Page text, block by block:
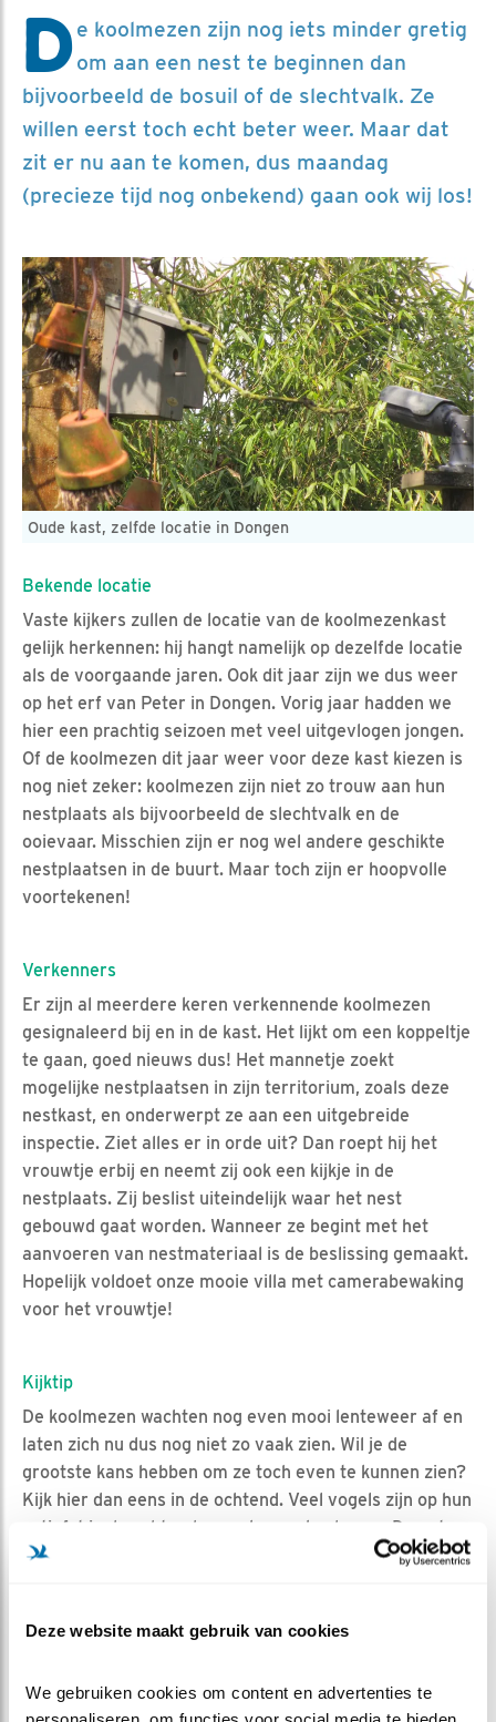
Deze website maakt gebruik van cookies
We gebruiken cookies om content en advertenties te
personaliseren, om functies voor social media te bieden
De koolmezen zijn nog iets minder gretig
om aan een nest te beginnen dan
bijvoorbeeld de bosuil of de slechtvalk. Ze
willen eerst toch echt beter weer. Maar dat
zit er nu aan te komen, dus maandag
(precieze tijd nog onbekend) gaan ook wij los!
Oude kast, zelfde locatie in Dongen
Bekende locatie
Vaste kijkers zullen de locatie van de koolmezenkast
gelijk herkennen: hij hangt namelijk op dezelfde locatie
als de voorgaande jaren. Ook dit jaar zijn we dus weer
op het erf van Peter in Dongen. Vorig jaar hadden we
hier een prachtig seizoen met veel uitgevlogen jongen.
Of de koolmezen dit jaar weer voor deze kast kiezen is
nog niet zeker: koolmezen zijn niet zo trouw aan hun
nestplaats als bijvoorbeeld de slechtvalk en de
ooievaar. Misschien zijn er nog wel andere geschikte
nestplaatsen in de buurt. Maar toch zijn er hoopvolle
voortekenen!
Verkenners
Er zijn al meerdere keren verkennende koolmezen
gesignaleerd bij en in de kast. Het lijkt om een koppeltje
te gaan, goed nieuws dus! Het mannetje zoekt
mogelijke nestplaatsen in zijn territorium, zoals deze
nestkast, en onderwerpt ze aan een uitgebreide
inspectie. Ziet alles er in orde uit? Dan roept hij het
vrouwtje erbij en neemt zij ook een kijkje in de
nestplaats. Zij beslist uiteindelijk waar het nest
gebouwd gaat worden. Wanneer ze begint met het
aanvoeren van nestmateriaal is de beslissing gemaakt.
Hopelijk voldoet onze mooie villa met camerabewaking
voor het vrouwtje!
Kijktip
De koolmezen wachten nog even mooi lenteweer af en
laten zich nu dus nog niet zo vaak zien. Wil je de
grootste kans hebben om ze toch even te kunnen zien?
Kijk hier dan eens in de ochtend. Veel vogels zijn op hun
actiefst in de ochtend, zo ook onze koolmees. De natuur
laat zich moeilijk voorspellen, maar wanneer het weer
zin in! Jullie ook?